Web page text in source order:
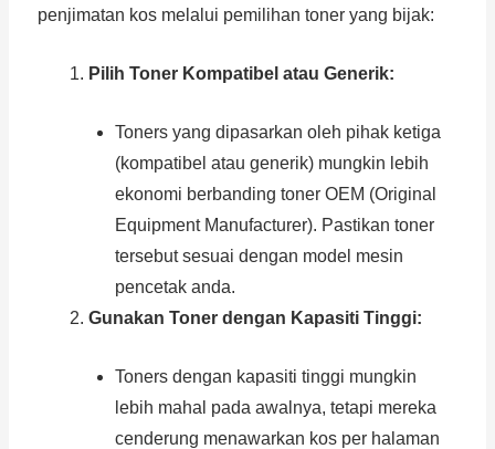
penjimatan kos melalui pemilihan toner yang bijak:
Pilih Toner Kompatibel atau Generik:
Toners yang dipasarkan oleh pihak ketiga
(kompatibel atau generik) mungkin lebih
ekonomi berbanding toner OEM (Original
Equipment Manufacturer). Pastikan toner
tersebut sesuai dengan model mesin
pencetak anda.
Gunakan Toner dengan Kapasiti Tinggi:
Toners dengan kapasiti tinggi mungkin
lebih mahal pada awalnya, tetapi mereka
cenderung menawarkan kos per halaman